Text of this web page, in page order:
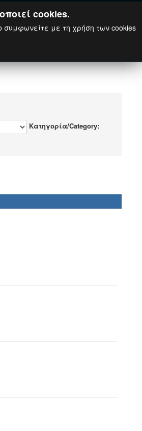
Κατηγορία/Category:
cookies.
συμφωνείτε με τη χρήση των cookies